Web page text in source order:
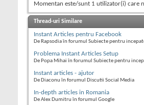
Momentan este/sunt 1 utilizator(i) care
Thread-uri Similare
Instant Articles pentru Facebook
De Rapsodia în forumul Subiecte pentru
Problema Instant Articles Setup
De Popa Mihai în forumul Subiecte pentru
Instant articles - ajutor
De Diaconu în forumul Discutii Social Media
In-depth articles in Romania
De Alex Dumitru în forumul Google